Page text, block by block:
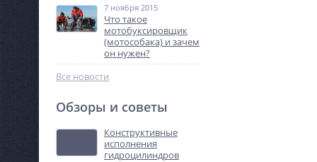
7 ноября 2015
Что такое
мотобуксировщик
(мотособака) и зачем
он нужен?
Все новости
Обзоры и советы
Конструктивные
исполнения
гидроцилиндров